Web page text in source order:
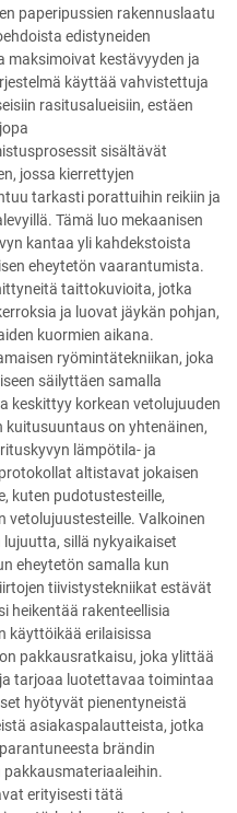
paperipussien rakennuslaatu
edistyneiden
maksimoivat kestävyyden ja
käyttää vahvistettuja
rasitusalueisiin, estäen
sisältävät
jossa kierrettyjen
tarkasti porattuihin reikiin ja
Tämä luo mekaanisen
kantaa yli kahdekstoista
eheytetön vaarantumista.
taittokuvioita, jotka
ja luovat jäykän pohjan,
kuormien aikana.
ryömintätekniikan, joka
säilyttäen samalla
keskittyy korkean vetolujuuden
kuitusuuntaus on yhtenäinen,
lämpötila- ja
altistavat jokaisen
kuten pudotustesteille,
vetolujuustesteille. Valkoinen
sillä nykyaikaiset
eheytetön samalla kun
tiivistystekniikat estävät
heikentää rakenteellisia
käyttöikää erilaisissa
pakkausratkaisu, joka ylittää
tarjoaa luotettavaa toimintaa
hyötyvät pienentyneistä
asiakaspalautteista, jotka
brändin
erityisesti tätä